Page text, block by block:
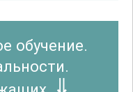
обучение.